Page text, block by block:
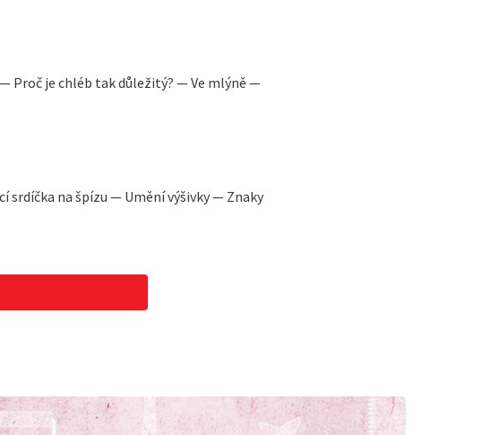
Proč je chléb tak důležitý? — Ve mlýně —
srdíčka na špízu — Umění výšivky — Znaky